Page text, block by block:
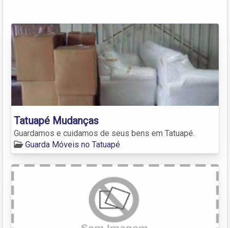
Tatuapé Mudanças
Guardamos e cuidamos de seus bens em Tatuapé.
Guarda Móveis no Tatuapé